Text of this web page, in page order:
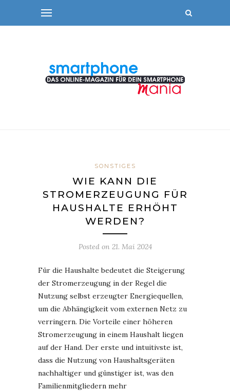
SONSTIGES
WIE KANN DIE
STROMERZEUGUNG FÜR
HAUSHALTE ERHÖHT
WERDEN?
Posted on 21. Mai 2024
Für die Haushalte bedeutet die Steigerung
der Stromerzeugung in der Regel die
Nutzung selbst erzeugter Energiequellen,
um die Abhängigkeit vom externen Netz zu
verringern. Die Vorteile einer höheren
Stromerzeugung in einem Haushalt liegen
auf der Hand. Der erste und intuitivste ist,
dass die Nutzung von Haushaltsgeräten
nachhaltiger und günstiger ist, was den
Familienmitgliedern mehr